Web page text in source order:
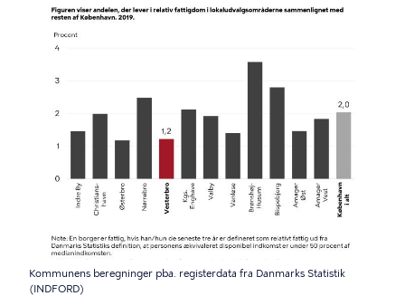
Kommunens beregninger pba. registerdata fra Danmarks Statistik
(INDFORD)